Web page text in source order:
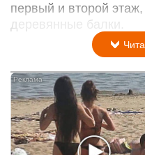
первый и второй
деревянные балки.